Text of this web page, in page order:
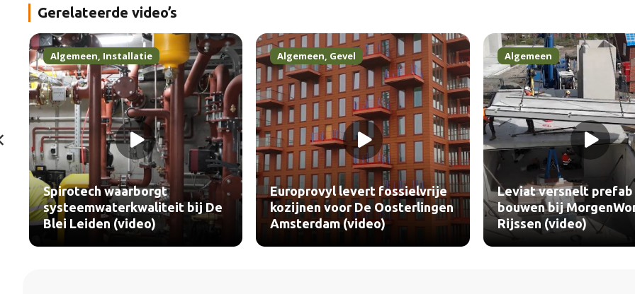
Gerelateerde video’s
Algemeen, Installatie
Spirotech waarborgt
systeemwaterkwaliteit bij De
Blei Leiden (video)
Algemeen, Gevel
Europrovyl levert fossielvrije
kozijnen voor De Oosterlingen
Amsterdam (video)
Algemeen
Leviat versnelt prefab
bouwen bij
Rijssen (video)